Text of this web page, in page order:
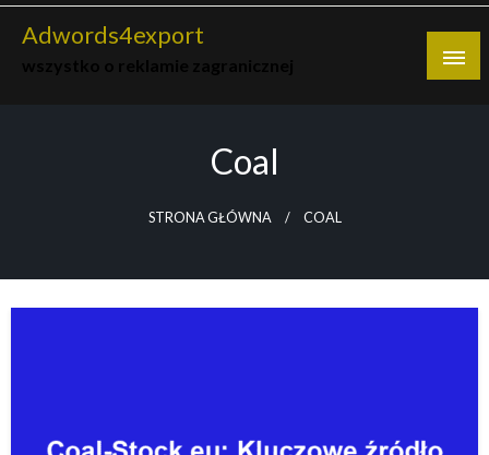
Skip
Adwords4export
Coal
STRONA GŁÓWNA COAL